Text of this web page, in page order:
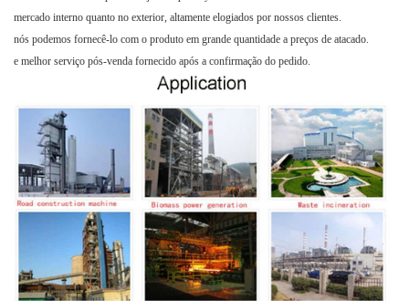
mercado interno quanto no exterior, altamente elogiados por nossos clientes.
nós podemos fornecê-lo com o produto em grande quantidade a preços de atacado.
e melhor serviço pós-venda fornecido após a confirmação do pedido.